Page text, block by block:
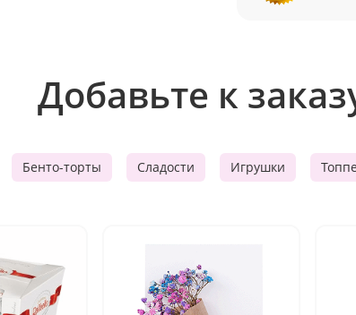
Добавьте к
Бенто-торты Сладости Игрушки